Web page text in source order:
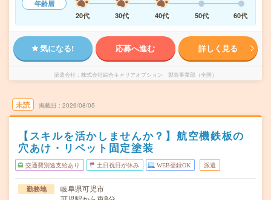
年齢層
20代
30代 40代 50代 60代
気になる! 応募へ進む 詳しく見る
派遣会社 株式会社綜合キャリアオプション 製造事業部（全国）
未読 掲載日 2026/08/05
【スキルを活かしませんか？】航空機鉄板の
穴あけ・リベット固定塗装
交通費別途支給あり 土日祝日が休み WEB登録OK 派遣
勤務地
岐阜県可児市